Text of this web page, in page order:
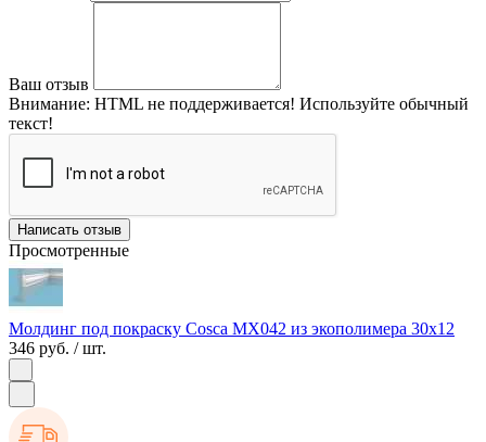
Ваш отзыв
Внимание: HTML не поддерживается! Используйте обычный
текст!
Написать отзыв
Просмотренные
Молдинг под покраску Cosca MX042 из экополимера 30х12
346 руб. / шт.